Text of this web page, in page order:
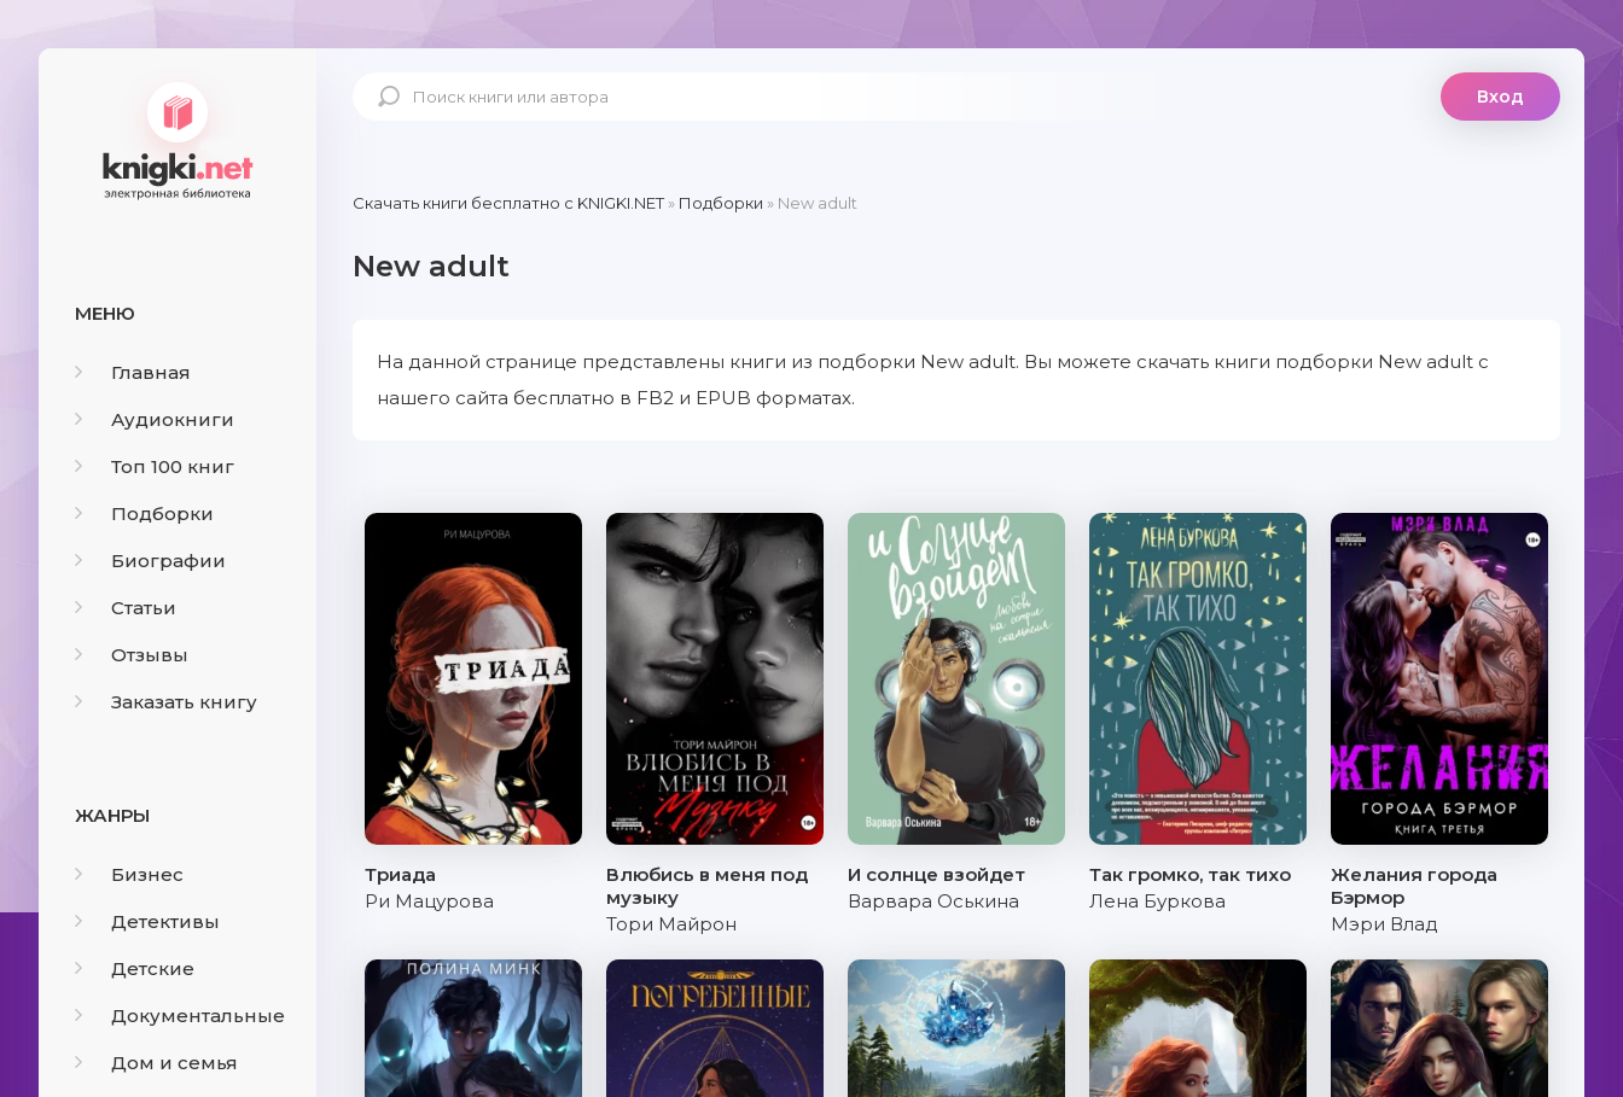
МЕНЮ
Главная
Аудиокниги
Топ 100 книг
Подборки
Биографии
Статьи
Отзывы
Заказать книгу
ЖАНРЫ
Бизнес
Детективы
Детские
Документальные
Дом и семья
Вход
Скачать книги бесплатно c KNIGKI.NET» Подборки » New adult
New adult
На данной странице представлены книги из подборки New adult. Вы можете скачать книги подборки New adult с
нашего сайта бесплатно в FB2 и EPUB форматах.
Триада
Ри Мацурова
Влюбись в меня под
музыку
Тори Майрон
И солнце взойдет
Варвара Оськина
Так громко, так тихо
Лена Буркова
Желания города
Бэрмор
Мэри Влад